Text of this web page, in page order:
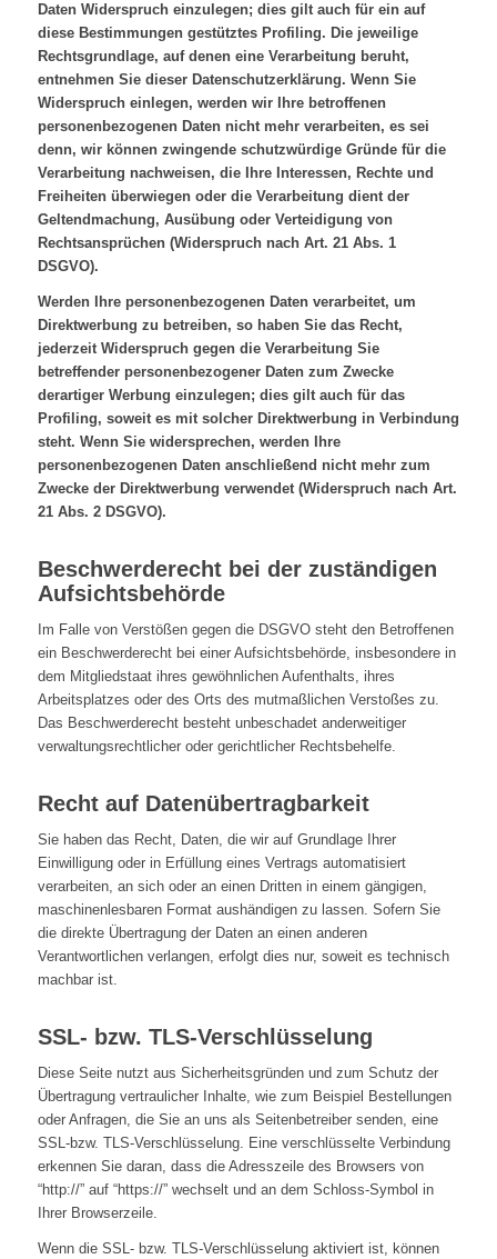
Daten Widerspruch einzulegen; dies gilt auch für ein auf
diese Bestimmungen gestütztes Profiling. Die jeweilige
Rechtsgrundlage, auf denen eine Verarbeitung beruht,
entnehmen Sie dieser Datenschutzerklärung. Wenn Sie
Widerspruch einlegen, werden wir Ihre betroffenen
personenbezogenen Daten nicht mehr verarbeiten, es sei
denn, wir können zwingende schutzwürdige Gründe für die
Verarbeitung nachweisen, die Ihre Interessen, Rechte und
Freiheiten überwiegen oder die Verarbeitung dient der
Geltendmachung, Ausübung oder Verteidigung von
Rechtsansprüchen (Widerspruch nach Art. 21 Abs. 1
DSGVO).
Werden Ihre personenbezogenen Daten verarbeitet, um
Direktwerbung zu betreiben, so haben Sie das Recht,
jederzeit Widerspruch gegen die Verarbeitung Sie
betreffender personenbezogener Daten zum Zwecke
derartiger Werbung einzulegen; dies gilt auch für das
Profiling, soweit es mit solcher Direktwerbung in Verbindung
steht. Wenn Sie widersprechen, werden Ihre
personenbezogenen Daten anschließend nicht mehr zum
Zwecke der Direktwerbung verwendet (Widerspruch nach Art.
21 Abs. 2 DSGVO).
Beschwerderecht bei der zuständigen
Aufsichtsbehörde
Im Falle von Verstößen gegen die DSGVO steht den Betroffenen
ein Beschwerderecht bei einer Aufsichtsbehörde, insbesondere in
dem Mitgliedstaat ihres gewöhnlichen Aufenthalts, ihres
Arbeitsplatzes oder des Orts des mutmaßlichen Verstoßes zu.
Das Beschwerderecht besteht unbeschadet anderweitiger
verwaltungsrechtlicher oder gerichtlicher Rechtsbehelfe.
Recht auf Datenübertragbarkeit
Sie haben das Recht, Daten, die wir auf Grundlage Ihrer
Einwilligung oder in Erfüllung eines Vertrags automatisiert
verarbeiten, an sich oder an einen Dritten in einem gängigen,
maschinenlesbaren Format aushändigen zu lassen. Sofern Sie
die direkte Übertragung der Daten an einen anderen
Verantwortlichen verlangen, erfolgt dies nur, soweit es technisch
machbar ist.
SSL- bzw. TLS-Verschlüsselung
Diese Seite nutzt aus Sicherheitsgründen und zum Schutz der
Übertragung vertraulicher Inhalte, wie zum Beispiel Bestellungen
oder Anfragen, die Sie an uns als Seitenbetreiber senden, eine
SSL-bzw. TLS-Verschlüsselung. Eine verschlüsselte Verbindung
erkennen Sie daran, dass die Adresszeile des Browsers von
“http://” auf “https://” wechselt und an dem Schloss-Symbol in
Ihrer Browserzeile.
Wenn die SSL- bzw. TLS-Verschlüsselung aktiviert ist, können